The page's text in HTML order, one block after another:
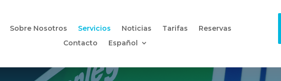
Sobre Nosotros Servicios Noticias Tarifas
Reservas
Contacto
Español